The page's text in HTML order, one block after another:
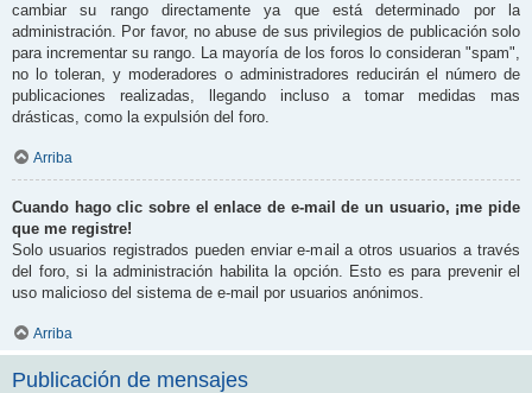
cambiar su rango directamente ya que está determinado por la
administración. Por favor, no abuse de sus privilegios de publicación solo
para incrementar su rango. La mayoría de los foros lo consideran "spam",
no lo toleran, y moderadores o administradores reducirán el número de
publicaciones realizadas, llegando incluso a tomar medidas mas
drásticas, como la expulsión del foro.
Arriba
Cuando hago clic sobre el enlace de e-mail de un usuario, ¡me pide
que me registre!
Solo usuarios registrados pueden enviar e-mail a otros usuarios a través
del foro, si la administración habilita la opción. Esto es para prevenir el
uso malicioso del sistema de e-mail por usuarios anónimos.
Arriba
Publicación de mensajes